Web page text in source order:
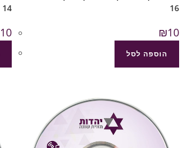
16
₪10
הוספה לסל
14
10